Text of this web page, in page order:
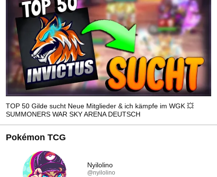
TOP 50 Gilde sucht Neue Mitglieder & ich kämpfe im WGK 💥
SUMMONERS WAR SKY ARENA DEUTSCH
Pokémon TCG
Nyilolino
@nyilolino